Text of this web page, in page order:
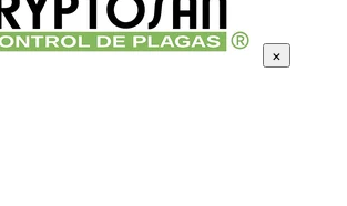
×